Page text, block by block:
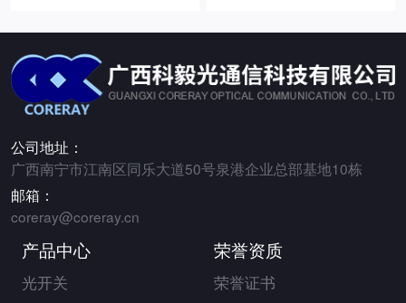
公司地址：
广西南宁市江南区同乐大道50号泉港企业总部基地10栋
邮箱：
coreray@coreray.cn
产品中心
光开关
荣誉资质
荣誉证书